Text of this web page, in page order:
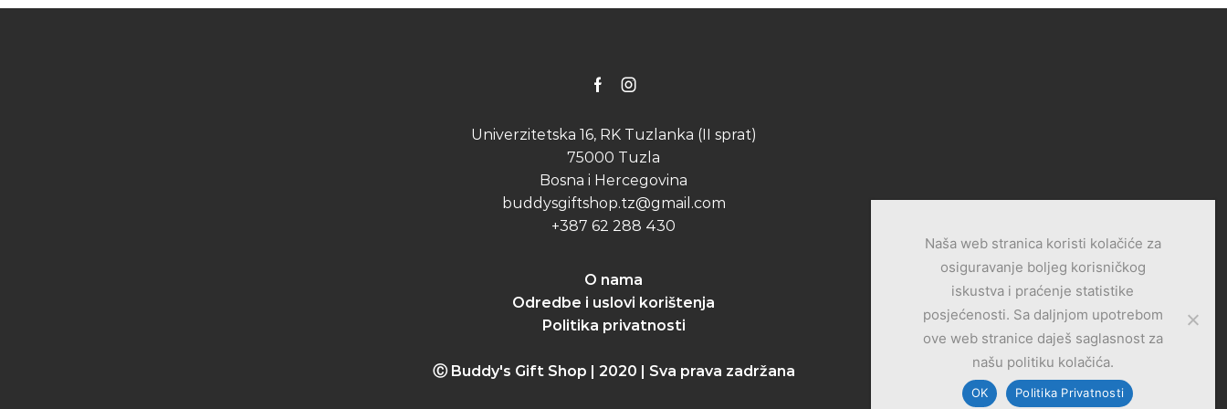
page
FacebookInstagram
Univerzitetska 16, RK Tuzlanka (II sprat)
75000 Tuzla
Bosna i Hercegovina
buddysgiftshop.tz@gmail.com
+387 62 288 430
O nama
Odredbe i uslovi korištenja
Politika privatnosti
Ⓒ Buddy's Gift Shop | 2020 | Sva prava zadržana
Naša web stranica koristi kolačiće za
osiguravanje boljeg korisničkog
iskustva i praćenje statistike
posjećenosti. Sa daljnjom upotrebom
ove web stranice daješ saglasnost za
našu politiku kolačića.
OK Politika Privatnosti